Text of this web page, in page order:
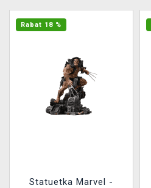
Rabat 18 %
Statuetka Marvel -